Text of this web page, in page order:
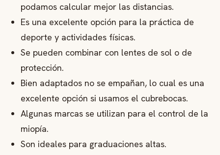
podamos calcular mejor las distancias.
Es una excelente opción para la práctica de
deporte y actividades físicas.
Se pueden combinar con lentes de sol o de
protección.
Bien adaptados no se empañan, lo cual es una
excelente opción si usamos el cubrebocas.
Algunas marcas se utilizan para el control de la
miopía.
Son ideales para graduaciones altas.